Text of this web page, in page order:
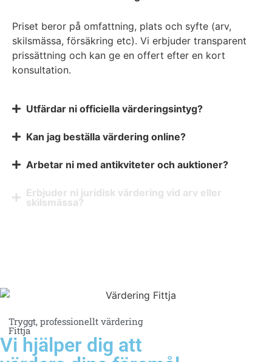
Priset beror på omfattning, plats och syfte (arv,
skilsmässa, försäkring etc). Vi erbjuder transparent
prissättning och kan ge en offert efter en kort
konsultation.
Utfärdar ni officiella värderingsintyg?
Kan jag beställa värdering online?
Arbetar ni med antikviteter och auktioner?
Erbjuder ni juridisk värdering vid arv eller
skilsmässa?
Tryggt, professionellt värdering
Fittja
Vi hjälper dig att